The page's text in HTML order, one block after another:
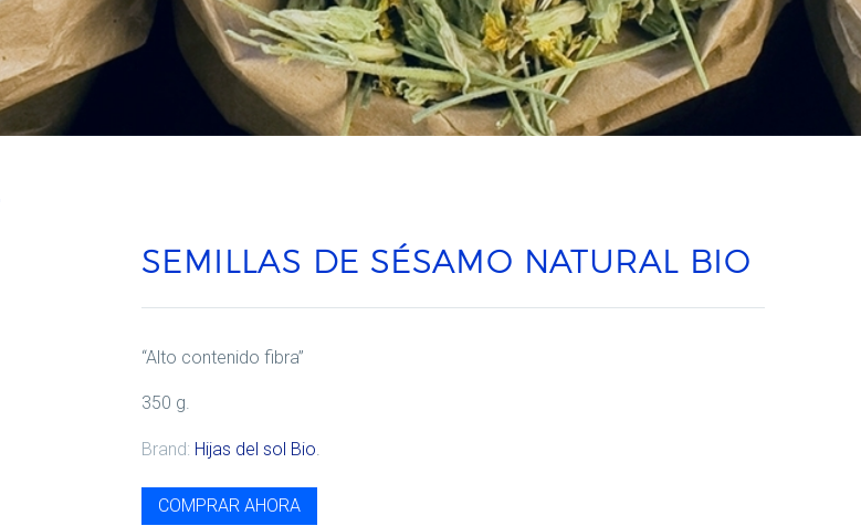
SEMILLAS DE SÉSAMO NATURAL BIO
“Alto contenido fibra”
350 g.
Brand: Hijas del sol Bio
COMPRAR AHORA